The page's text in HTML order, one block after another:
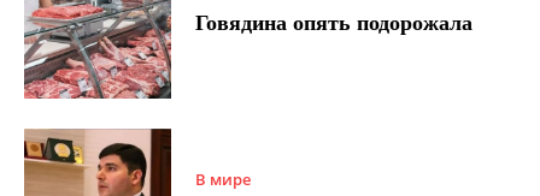
Говядина опять подорожала
В мире